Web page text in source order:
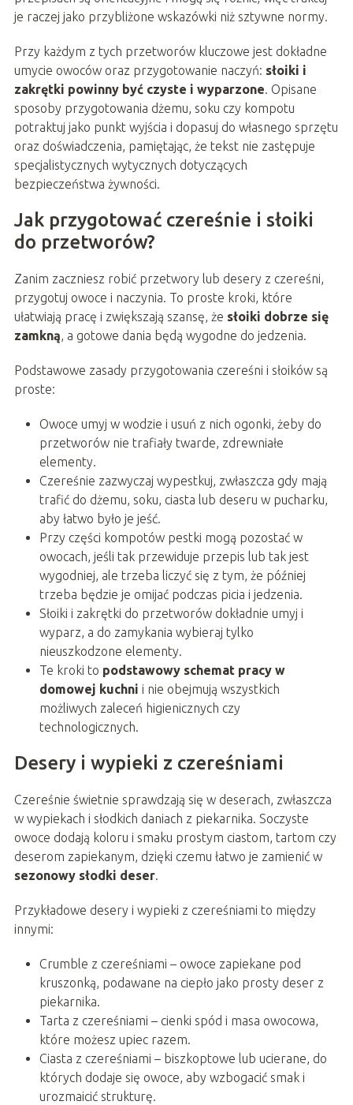
je raczej jako przybliżone wskazówki niż sztywne normy.
Przy każdym z tych przetworów kluczowe jest dokładne
umycie owoców oraz przygotowanie naczyń: słoiki i
zakrętki powinny być czyste i wyparzone. Opisane
sposoby przygotowania dżemu, soku czy kompotu
potraktuj jako punkt wyjścia i dopasuj do własnego sprzętu
oraz doświadczenia, pamiętając, że tekst nie zastępuje
specjalistycznych wytycznych dotyczących
bezpieczeństwa żywności.
Jak przygotować czereśnie i słoiki
do przetworów?
Zanim zaczniesz robić przetwory lub desery z czereśni,
przygotuj owoce i naczynia. To proste kroki, które
ułatwiają pracę i zwiększają szansę, że słoiki dobrze się
zamkną, a gotowe dania będą wygodne do jedzenia.
Podstawowe zasady przygotowania czereśni i słoików są
proste:
Owoce umyj w wodzie i usuń z nich ogonki, żeby do
przetworów nie trafiały twarde, zdrewniałe
elementy.
Czereśnie zazwyczaj wypestkuj, zwłaszcza gdy mają
trafić do dżemu, soku, ciasta lub deseru w pucharku,
aby łatwo było je jeść.
Przy części kompotów pestki mogą pozostać w
owocach, jeśli tak przewiduje przepis lub tak jest
wygodniej, ale trzeba liczyć się z tym, że później
trzeba będzie je omijać podczas picia i jedzenia.
Słoiki i zakrętki do przetworów dokładnie umyj i
wyparz, a do zamykania wybieraj tylko
nieuszkodzone elementy.
Te kroki to podstawowy schemat pracy w
domowej kuchni i nie obejmują wszystkich
możliwych zaleceń higienicznych czy
technologicznych.
Desery i wypieki z czereśniami
Czereśnie świetnie sprawdzają się w deserach, zwłaszcza
w wypiekach i słodkich daniach z piekarnika. Soczyste
owoce dodają koloru i smaku prostym ciastom, tartom czy
deserom zapiekanym, dzięki czemu łatwo je zamienić w
sezonowy słodki deser.
Przykładowe desery i wypieki z czereśniami to między
innymi:
Crumble z czereśniami – owoce zapiekane pod
kruszonką, podawane na ciepło jako prosty deser z
piekarnika.
Tarta z czereśniami – cienki spód i masa owocowa,
które możesz upiec razem.
Ciasta z czereśniami – biszkoptowe lub ucierane, do
których dodaje się owoce, aby wzbogacić smak i
urozmaicić strukturę.